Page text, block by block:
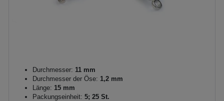
Durchmesser: 11 mm
Durchmesser der Öse: 1,2 mm
Länge: 15 mm
Packungseinheit: 5; 25 St.